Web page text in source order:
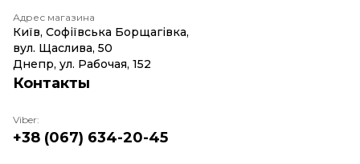
Адрес магазина
Київ, Софіївська Борщагівка,
вул. Щаслива, 50
Днепр, ул. Рабочая, 152
Контакты
Viber:
+38 (067) 634-20-45